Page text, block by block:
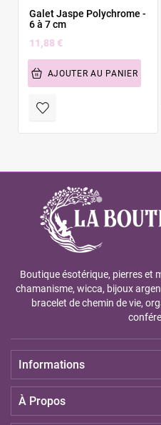
Galet Jaspe Polychrome -
6 à 7 cm
11,88 €
AJOUTER AU PANIER
Boutique ésotérique, pierres et
chamanisme, wicca, bijoux
bracelet de chemin de vie,
Informations
À Propos